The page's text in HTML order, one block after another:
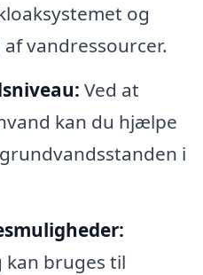
og
vandressourcer.
Ved at
kan du hjælpe
i
kan bruges til